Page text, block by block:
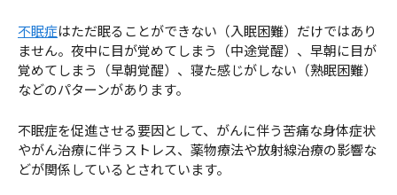
不眠症はただ眠ることができない（入眠困難）だけではあり
ません。夜中に目が覚めてしまう（中途覚醒）、早朝に目が
覚めてしまう（早朝覚醒）、寝た感じがしない（熟眠困難）
などのパターンがあります。
不眠症を促進させる要因として、がんに伴う苦痛な身体症状
やがん治療に伴うストレス、薬物療法や放射線治療の影響な
どが関係しているとされています。